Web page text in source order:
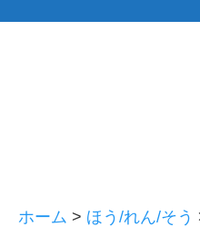
ホーム > ほう/れん/そう